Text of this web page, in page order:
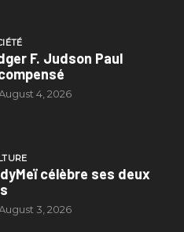
F. Judson Paul
4, 2026
célèbre ses deux
3, 2026